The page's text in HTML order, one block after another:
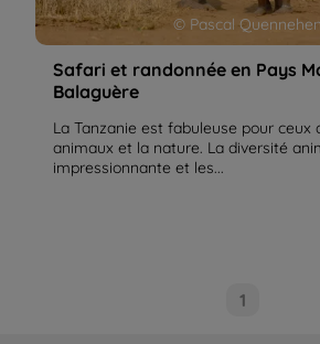
© Pascal Quennehen
Safari et randonnée en Pays
Balaguère
La Tanzanie est fabuleuse pour ceux
animaux et la nature. La diversité
impressionnante et les...
1